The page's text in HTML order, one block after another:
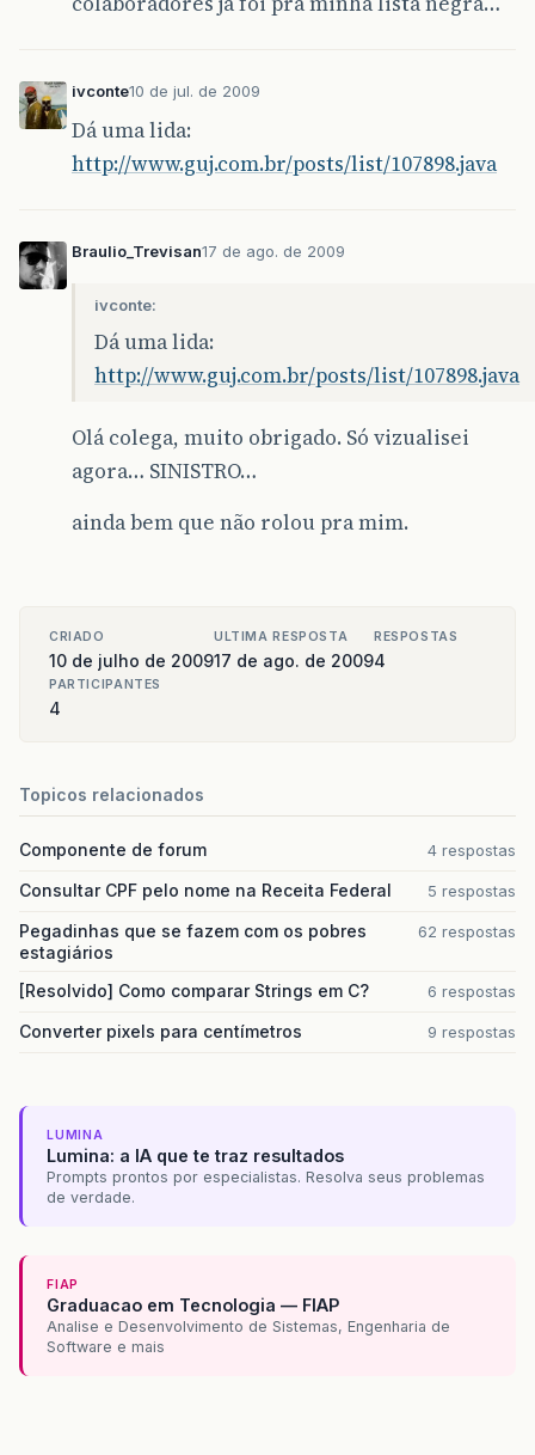
ivconte10 de jul. de 2009
Dá uma lida:
http://www.guj.com.br/posts/list/107898.java
Braulio_Trevisan17 de ago. de 2009
ivconte:
Dá uma lida:
http://www.guj.com.br/posts/list/107898.java
Olá colega, muito obrigado. Só vizualisei
agora… SINISTRO…
ainda bem que não rolou pra mim.
CRIADO
10 de julho de 2009
ULTIMA RESPOSTA
17 de ago. de 2009
RESPOSTAS
4
PARTICIPANTES
4
Topicos relacionados
Componente de forum 4 respostas
Consultar CPF pelo nome na Receita Federal 5 respostas
Pegadinhas que se fazem com os pobres
estagiários
62 respostas
[Resolvido] Como comparar Strings em C? 6 respostas
Converter pixels para centímetros 9 respostas
LUMINA
Lumina: a IA que te traz resultados
Prompts prontos por especialistas. Resolva seus problemas
de verdade.
FIAP
Graduacao em Tecnologia — FIAP
Analise e Desenvolvimento de Sistemas, Engenharia de
Software e mais